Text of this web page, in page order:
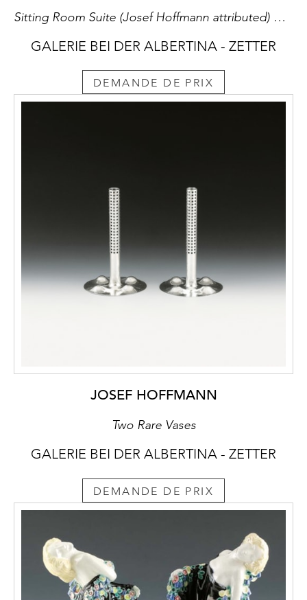
Sitting Room Suite (Josef Hoffmann attributed) with Table (Josef Hoffmann)
GALERIE BEI DER ALBERTINA - ZETTER
DEMANDE DE PRIX
JOSEF HOFFMANN
Two Rare Vases
GALERIE BEI DER ALBERTINA - ZETTER
DEMANDE DE PRIX